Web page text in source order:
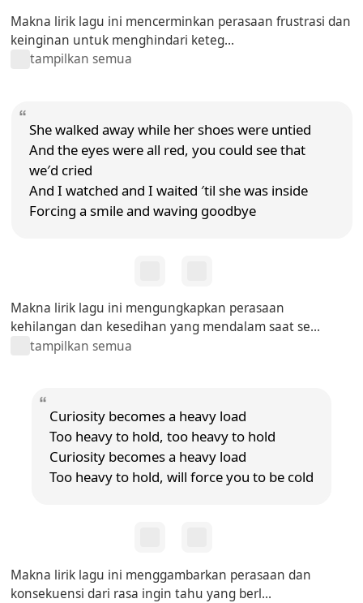
Makna lirik lagu ini mencerminkan perasaan frustrasi dan
keinginan untuk menghindari keteg...
tampilkan semua
She walked away while her shoes were untied
And the eyes were all red, you could see that
we′d cried
And I watched and I waited ′til she was inside
Forcing a smile and waving goodbye
Makna lirik lagu ini mengungkapkan perasaan
kehilangan dan kesedihan yang mendalam saat se...
tampilkan semua
Curiosity becomes a heavy load
Too heavy to hold, too heavy to hold
Curiosity becomes a heavy load
Too heavy to hold, will force you to be cold
Makna lirik lagu ini menggambarkan perasaan dan
konsekuensi dari rasa ingin tahu yang berl...